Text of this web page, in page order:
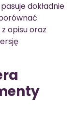
dokładnie
opisu oraz